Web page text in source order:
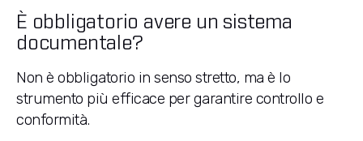
È obbligatorio avere un sistema
documentale?
Non è obbligatorio in senso stretto, ma è lo
strumento più efficace per garantire controllo e
conformità.